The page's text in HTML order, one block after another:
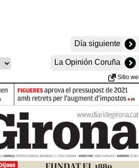
Día siguiente
La Opinión Coruña
Sitio